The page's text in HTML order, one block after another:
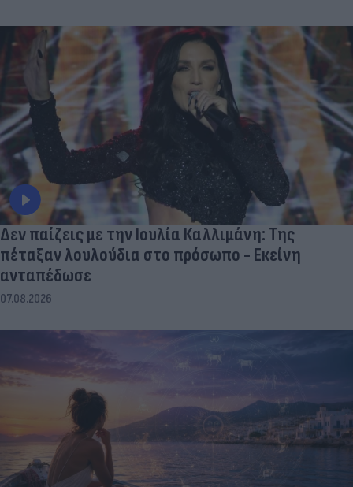
Δεν παίζεις με την Ιουλία Καλλιμάνη: Της
πέταξαν λουλούδια στο πρόσωπο - Εκείνη
ανταπέδωσε
07.08.2026